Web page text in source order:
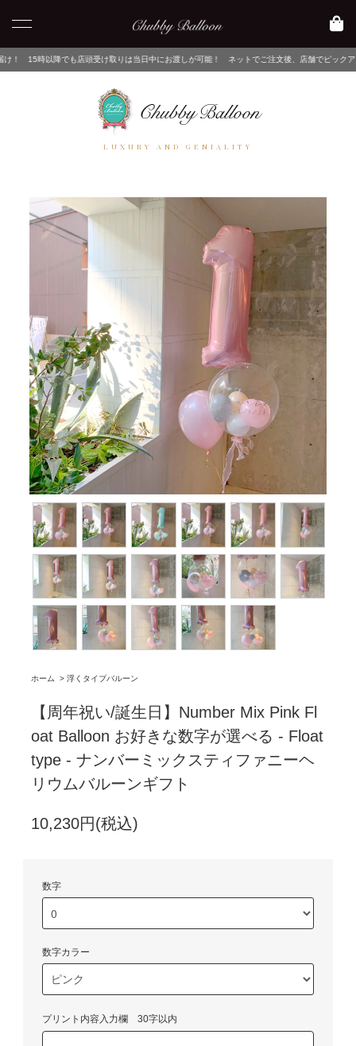
受け取りは当日中にお渡しが可能！ ネットでご注文後、店舗でピックアップするだけ！
LUXURY AND GENIALITY
ホーム >浮くタイプバルーン
【周年祝い/誕生日】Number Mix Pink Fl
oat Balloon お好きな数字が選べる - Float
type - ナンバーミックスティファニーヘ
リウムバルーンギフト
10,230円(税込)
数字
数字カラー
プリント内容入力欄 30字以内